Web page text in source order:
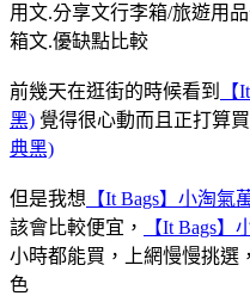
用文.分享文行李箱/旅遊用
箱文.優缺點比較
前幾天在逛街的時候看到
黑) 覺得很心動而且正打算買
典黑)
但是我想 【It Bags】小淘
該會比較便宜，
【It Bags
小時都能買，上網慢慢挑選
色